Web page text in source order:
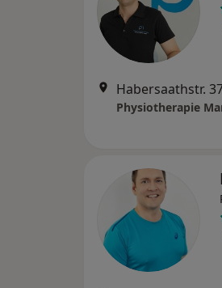
Habersaathstr.
Physiotherapie